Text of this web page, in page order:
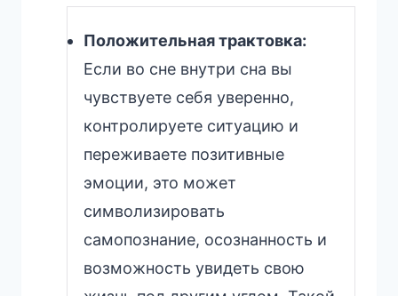
Положительная трактовка:
Если во сне внутри сна вы
чувствуете себя уверенно,
контролируете ситуацию и
переживаете позитивные
эмоции, это может
символизировать
самопознание, осознанность и
возможность увидеть свою